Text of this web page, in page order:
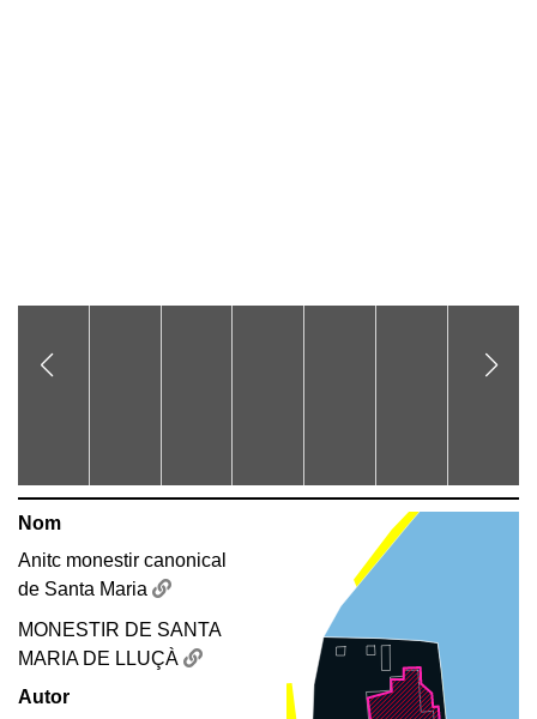
Nom
Anitc monestir canonical
de Santa Maria
MONESTIR DE SANTA
MARIA DE LLUÇÀ
Autor